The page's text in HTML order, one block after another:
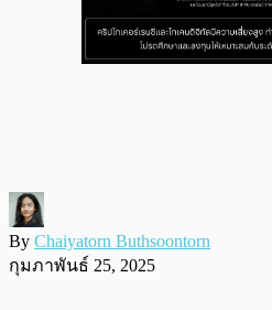
By Chaiyatorn Buthsoontorn
กุมภาพันธ์ 25, 2025